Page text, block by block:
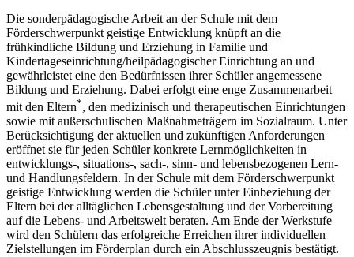
Die sonderpädagogische Arbeit an der Schule mit dem
Förderschwerpunkt geistige Entwicklung knüpft an die
frühkindliche Bildung und Erziehung in Familie und
Kindertageseinrichtung/heilpädagogischer Einrichtung an und
gewährleistet eine den Bedürfnissen ihrer Schüler angemessene
Bildung und Erziehung. Dabei erfolgt eine enge Zusammenarbeit
mit den Eltern*, den medizinisch und therapeutischen Einrichtungen
sowie mit außerschulischen Maßnahmeträgern im Sozialraum. Unter
Berücksichtigung der aktuellen und zukünftigen Anforderungen
eröffnet sie für jeden Schüler konkrete Lernmöglichkeiten in
entwicklungs-, situations-, sach-, sinn- und lebensbezogenen Lern-
und Handlungsfeldern. In der Schule mit dem Förderschwerpunkt
geistige Entwicklung werden die Schüler unter Einbeziehung der
Eltern bei der alltäglichen Lebensgestaltung und der Vorbereitung
auf die Lebens- und Arbeitswelt beraten. Am Ende der Werkstufe
wird den Schülern das erfolgreiche Erreichen ihrer individuellen
Zielstellungen im Förderplan durch ein Abschlusszeugnis bestätigt.